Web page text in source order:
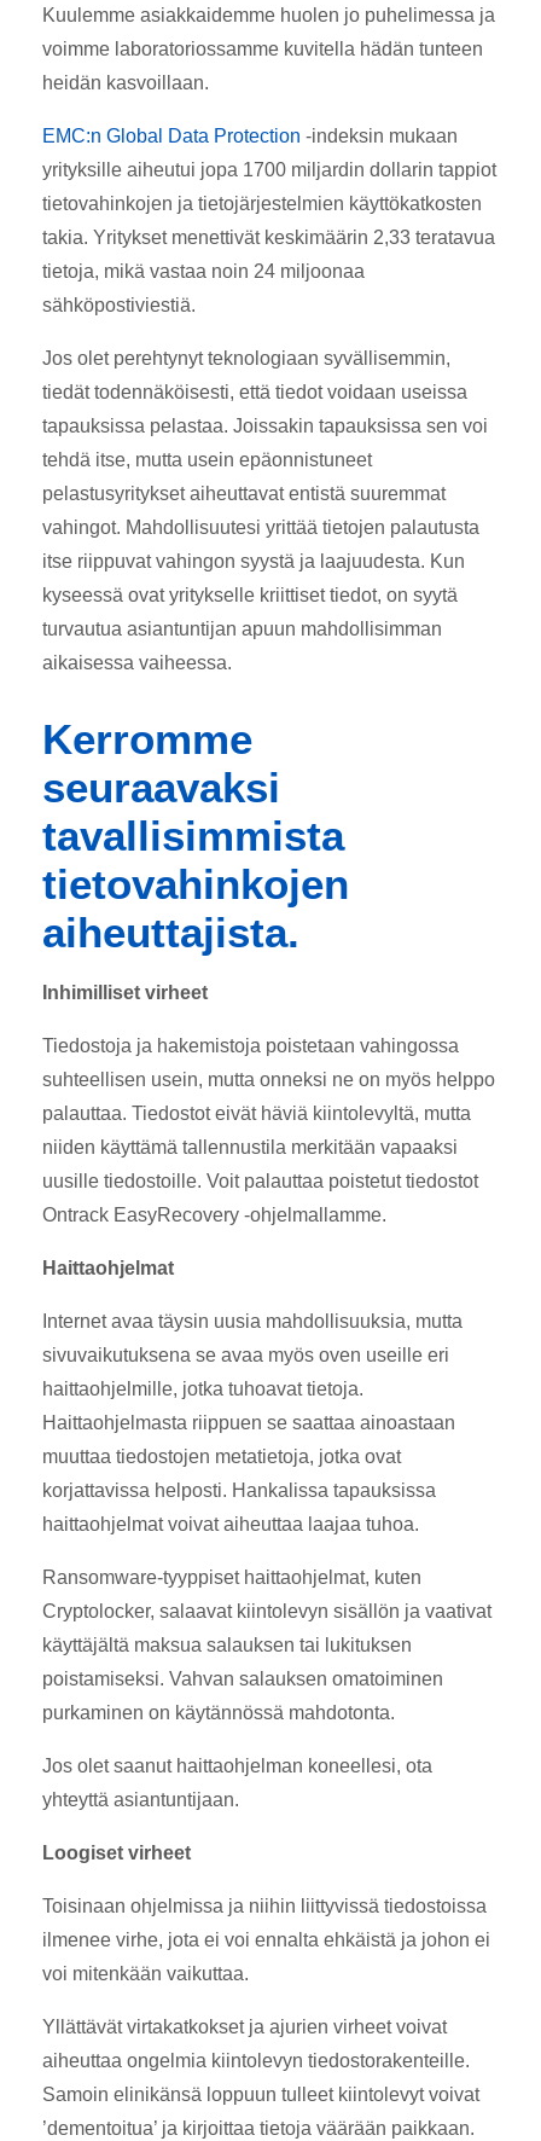
Kuulemme asiakkaidemme huolen jo puhelimessa ja
voimme laboratoriossamme kuvitella hädän tunteen
heidän kasvoillaan.
EMC:n Global Data Protection -indeksin mukaan
yrityksille aiheutui jopa 1700 miljardin dollarin tappiot
tietovahinkojen ja tietojärjestelmien käyttökatkosten
takia. Yritykset menettivät keskimäärin 2,33 teratavua
tietoja, mikä vastaa noin 24 miljoonaa
sähköpostiviestiä.
Jos olet perehtynyt teknologiaan syvällisemmin,
tiedät todennäköisesti, että tiedot voidaan useissa
tapauksissa pelastaa. Joissakin tapauksissa sen voi
tehdä itse, mutta usein epäonnistuneet
pelastusyritykset aiheuttavat entistä suuremmat
vahingot. Mahdollisuutesi yrittää tietojen palautusta
itse riippuvat vahingon syystä ja laajuudesta. Kun
kyseessä ovat yritykselle kriittiset tiedot, on syytä
turvautua asiantuntijan apuun mahdollisimman
aikaisessa vaiheessa.
Kerromme
seuraavaksi
tavallisimmista
tietovahinkojen
aiheuttajista.
Inhimilliset virheet
Tiedostoja ja hakemistoja poistetaan vahingossa
suhteellisen usein, mutta onneksi ne on myös helppo
palauttaa. Tiedostot eivät häviä kiintolevyltä, mutta
niiden käyttämä tallennustila merkitään vapaaksi
uusille tiedostoille. Voit palauttaa poistetut tiedostot
Ontrack EasyRecovery -ohjelmallamme.
Haittaohjelmat
Internet avaa täysin uusia mahdollisuuksia, mutta
sivuvaikutuksena se avaa myös oven useille eri
haittaohjelmille, jotka tuhoavat tietoja.
Haittaohjelmasta riippuen se saattaa ainoastaan
muuttaa tiedostojen metatietoja, jotka ovat
korjattavissa helposti. Hankalissa tapauksissa
haittaohjelmat voivat aiheuttaa laajaa tuhoa.
Ransomware-tyyppiset haittaohjelmat, kuten
Cryptolocker, salaavat kiintolevyn sisällön ja vaativat
käyttäjältä maksua salauksen tai lukituksen
poistamiseksi. Vahvan salauksen omatoiminen
purkaminen on käytännössä mahdotonta.
Jos olet saanut haittaohjelman koneellesi, ota
yhteyttä asiantuntijaan.
Loogiset virheet
Toisinaan ohjelmissa ja niihin liittyvissä tiedostoissa
ilmenee virhe, jota ei voi ennalta ehkäistä ja johon ei
voi mitenkään vaikuttaa.
Yllättävät virtakatkokset ja ajurien virheet voivat
aiheuttaa ongelmia kiintolevyn tiedostorakenteille.
Samoin elinikänsä loppuun tulleet kiintolevyt voivat
’dementoitua’ ja kirjoittaa tietoja väärään paikkaan.